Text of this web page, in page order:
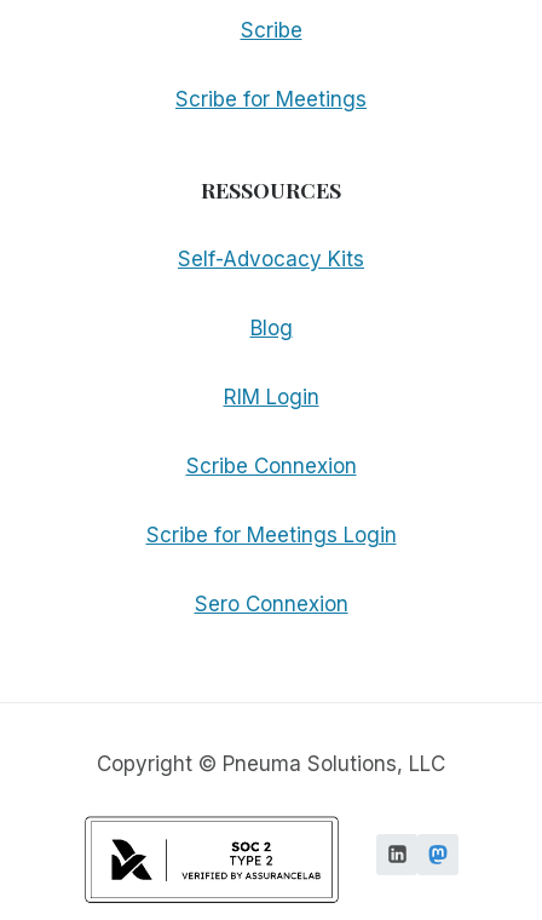
Scribe
Scribe for Meetings
RESSOURCES
Self-Advocacy Kits
Blog
RIM Login
Scribe Connexion
Scribe for Meetings Login
Sero Connexion
Copyright © Pneuma Solutions, LLC